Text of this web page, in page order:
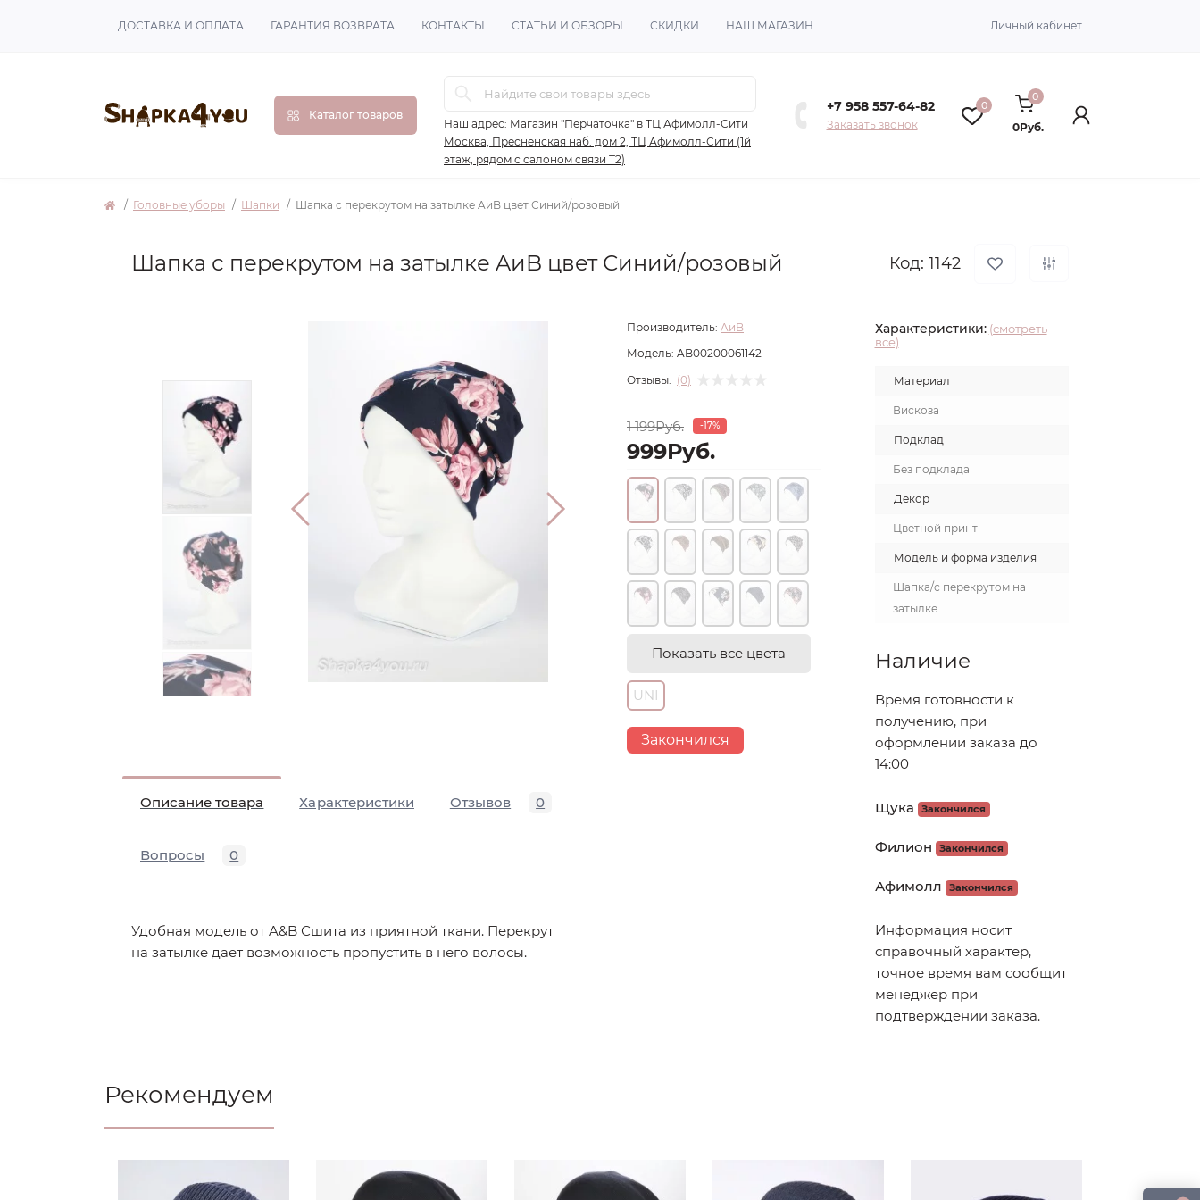
ДОСТАВКА И ОПЛАТА ГАРАНТИЯ ВОЗВРАТА КОНТАКТЫ СТАТЬИ И ОБЗОРЫ СКИДКИ НАШ МАГАЗИН Личный кабинет
Каталог товаров
Наш адрес: Магазин "Перчаточка" в ТЦ Афимолл-Сити
Москва, Пресненская наб. дом 2, ТЦ Афимолл-Сити (1й
этаж, рядом с салоном связи Т2)
+7 958 557-64-82
Заказать звонок
0
0
0Руб.
Головные уборы Шапки Шапка с перекрутом на затылке AиB цвет Синий/розовый
Шапка с перекрутом на затылке AиB цвет Синий/розовый Код: 1142
Описание товара Характеристики Отзывов 0
Вопросы 0
Удобная модель от A&B Сшита из приятной ткани. Перекрут
на затылке дает возможность пропустить в него волосы.
Производитель: AиB
Модель: AB00200061142
Отзывы: (0)
1 199Руб. -17%
999Руб.
Показать все цвета
UNI
Закончился
Характеристики: (смотреть
все)
Материал
Вискоза
Подклад
Без подклада
Декор
Цветной принт
Модель и форма изделия
Шапка/с перекрутом на
затылке
Наличие
Время готовности к
получению, при
оформлении заказа до
14:00
Щука Закончился
Филион Закончился
Афимолл Закончился
Информация носит
справочный характер,
точное время вам сообщит
менеджер при
подтверждении заказа.
Рекомендуем